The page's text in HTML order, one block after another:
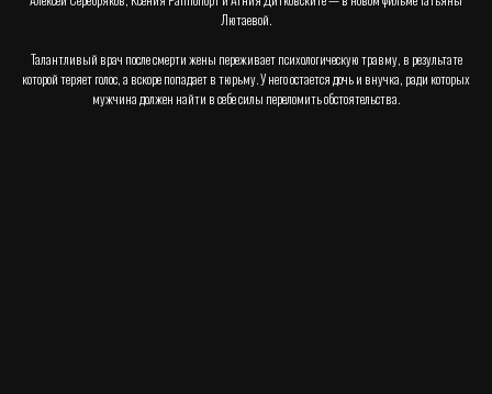
Лютаевой.
Талантливый врач после смерти жены переживает психологическую травму, в результате
которой теряет голос, а вскоре попадает в тюрьму. У него остается дочь и внучка, ради которых
мужчина должен найти в себе силы переломить обстоятельства.